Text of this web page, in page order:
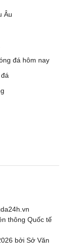
Âu
đá hôm nay
thông Quốc tế
bởi Sở Văn